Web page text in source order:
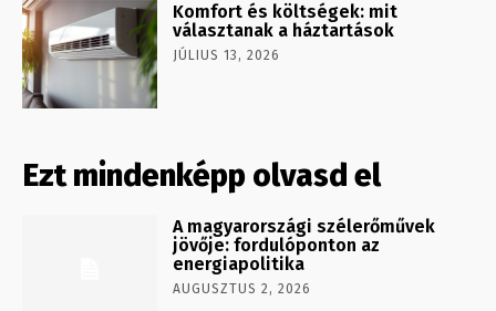
Komfort és költségek: mit
választanak a háztartások
JÚLIUS 13, 2026
Ezt mindenképp olvasd el
A magyarországi szélerőművek
jövője: fordulóponton az
energiapolitika
AUGUSZTUS 2, 2026